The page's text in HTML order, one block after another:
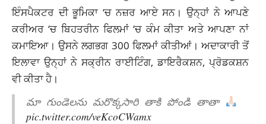
ਇੰਸਪੈਕਟਰ ਦੀ ਭੂਮਿਕਾ ‘ਚ ਨਜ਼ਰ ਆਏ ਸਨ। ਉਨ੍ਹਾਂ ਨੇਆਪਣੇ
ਕਰੀਅਰ ‘ਚ ਬਿਹਤਰੀਨ ਫਿਲਮਾਂ ‘ਚ ਕੰਮ ਕੀਤਾ ਅਤੇ ਆਪਣਾ ਨਾਂ
ਕਮਾਇਆ। ਉਸਨੇਲਗਭਗ 300 ਫਿਲਮਾਂ ਕੀਤੀਆਂ। ਅਦਾਕਾਰੀ ਤੋਂ
ਇਲਾਵਾ ਉਨ੍ਹਾਂ ਨੇ ਸਕ੍ਰੀਨ ਰਾਈਟਿੰਗ, ਡਾਇਰੈਕਸ਼ਨ, ਪ੍ਰੋਡਕਸ਼ਨ
ਵੀ ਕੀਤਾ ਹੈ।
మా గుండెలను మరొక్కసారి తాకి పోండి తాతా
pic.twitter.com/veKcoCWamx